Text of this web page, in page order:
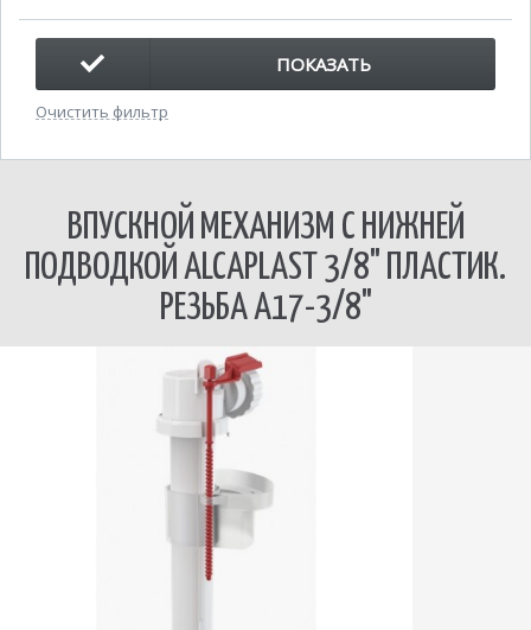
ПОКАЗАТЬ
Очистить фильтр
ВПУСКНОЙ МЕХАНИЗМ С НИЖНЕЙ
ПОДВОДКОЙ ALCAPLAST 3/8" ПЛАСТИК.
РЕЗЬБА A17-3/8"